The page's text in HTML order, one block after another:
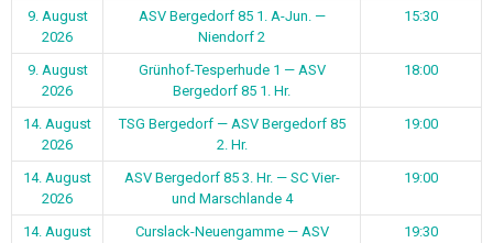
9. August
2026
ASV Bergedorf 85 1. A-Jun. —
Niendorf 2
15:30
9. August
2026
Grünhof-Tesperhude 1 — ASV
Bergedorf 85 1. Hr.
18:00
14. August
2026
TSG Bergedorf — ASV Bergedorf 85
2. Hr.
19:00
14. August
2026
ASV Bergedorf 85 3. Hr. — SC Vier-
und Marschlande 4
19:00
14. August
Curslack-Neuengamme — ASV
19:30